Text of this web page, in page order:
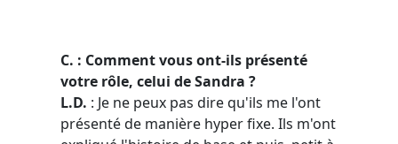
C. : Comment vous ont-ils présenté
votre rôle, celui de Sandra ?
L.D. : Je ne peux pas dire qu'ils me l'ont
présenté de manière hyper fixe. Ils m'ont